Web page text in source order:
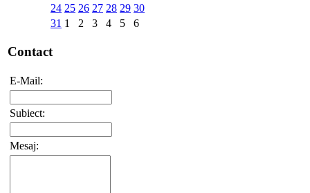
24 25 26 27 28 29 30
31 1 2 3 4 5 6
Contact
E-Mail:
Subiect:
Mesaj: